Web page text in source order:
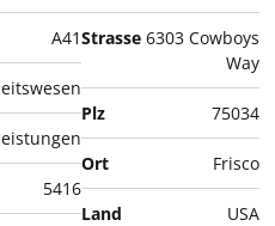
A41
5416
Strasse 6303 Cowboys
Way
Plz 75034
Ort Frisco
Land USA